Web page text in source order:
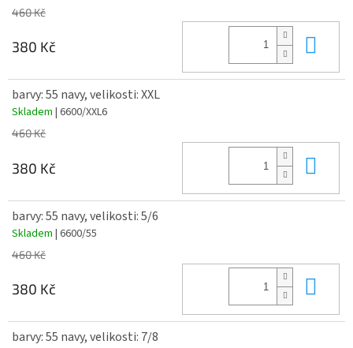
460 Kč
380 Kč
barvy: 55 navy, velikosti: XXL
Skladem | 6600/XXL6
460 Kč
380 Kč
barvy: 55 navy, velikosti: 5/6
Skladem | 6600/55
460 Kč
380 Kč
barvy: 55 navy, velikosti: 7/8